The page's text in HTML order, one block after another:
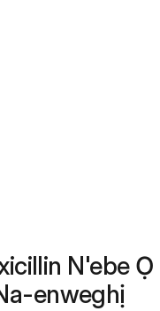
N'ebe Ọ
enweghị